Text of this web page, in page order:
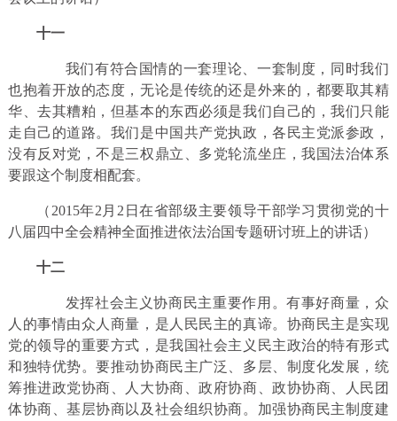
十一
我们有符合国情的一套理论、一套制度，同时我们
也抱着开放的态度，无论是传统的还是外来的，都要取其精
华、去其糟粕，但基本的东西必须是我们自己的，我们只能
走自己的道路。我们是中国共产党执政，各民主党派参政，
没有反对党，不是三权鼎立、多党轮流坐庄，我国法治体系
要跟这个制度相配套。
（2015年2月2日在省部级主要领导干部学习贯彻党的十
八届四中全会精神全面推进依法治国专题研讨班上的讲话）
十二
发挥社会主义协商民主重要作用。有事好商量，众
人的事情由众人商量，是人民民主的真谛。协商民主是实现
党的领导的重要方式，是我国社会主义民主政治的特有形式
和独特优势。要推动协商民主广泛、多层、制度化发展，统
筹推进政党协商、人大协商、政府协商、政协协商、人民团
体协商、基层协商以及社会组织协商。加强协商民主制度建